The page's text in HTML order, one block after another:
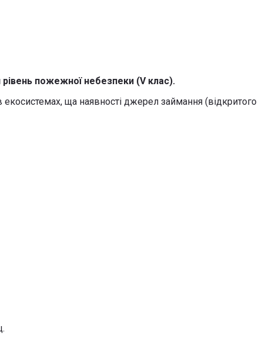
пожежної небезпеки (V клас).
ща наявності джерел займання (відкритого